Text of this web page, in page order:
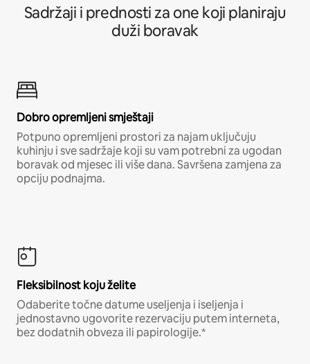
Sadržaji i prednosti za one koji planiraju
duži boravak
Dobro opremljeni smještaji
Potpuno opremljeni prostori za najam uključuju
kuhinju i sve sadržaje koji su vam potrebni za ugodan
boravak od mjesec ili više dana. Savršena zamjena za
opciju podnajma.
Fleksibilnost koju želite
Odaberite točne datume useljenja i iseljenja i
jednostavno ugovorite rezervaciju putem interneta,
bez dodatnih obveza ili papirologije.*